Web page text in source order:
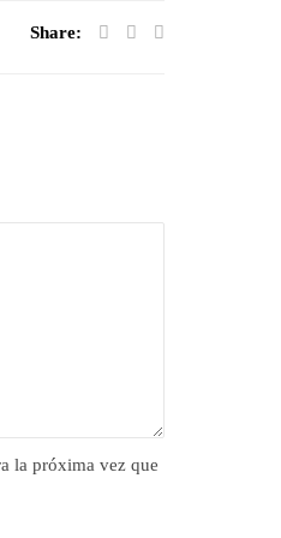
Share:
la próxima vez que